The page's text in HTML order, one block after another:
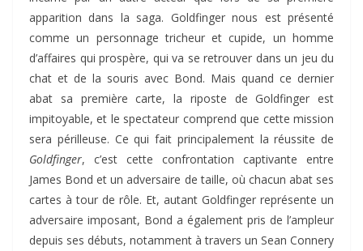
apparition dans la saga. Goldfinger nous est présenté
comme un personnage tricheur et cupide, un homme
d’affaires qui prospère, qui va se retrouver dans un jeu du
chat et de la souris avec Bond. Mais quand ce dernier
abat sa première carte, la riposte de Goldfinger est
impitoyable, et le spectateur comprend que cette mission
sera périlleuse. Ce qui fait principalement la réussite de
Goldfinger, c’est cette confrontation captivante entre
James Bond et un adversaire de taille, où chacun abat ses
cartes à tour de rôle. Et, autant Goldfinger représente un
adversaire imposant, Bond a également pris de l’ampleur
depuis ses débuts, notamment à travers un Sean Connery